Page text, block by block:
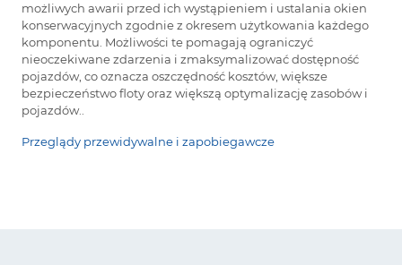
możliwych awarii przed ich wystąpieniem i ustalania okien
konserwacyjnych zgodnie z okresem użytkowania każdego
komponentu. Możliwości te pomagają ograniczyć
nieoczekiwane zdarzenia i zmaksymalizować dostępność
pojazdów, co oznacza oszczędność kosztów, większe
bezpieczeństwo floty oraz większą optymalizację zasobów i
pojazdów..
Przeglądy przewidywalne i zapobiegawcze